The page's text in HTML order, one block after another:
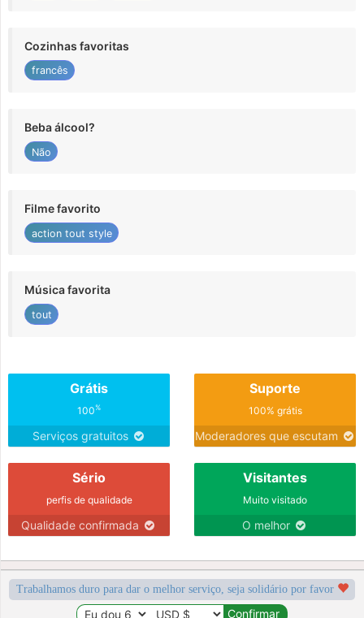
Cozinhas favoritas
francês
Beba álcool?
Não
Filme favorito
action tout style
Música favorita
tout
Grátis
100%
Serviços gratuitos
Suporte
100% grátis
Moderadores que escutam
Sério
perfis de qualidade
Qualidade confirmada
Visitantes
Muito visitado
O melhor
Trabalhamos duro para dar o melhor serviço, seja solidário por favor